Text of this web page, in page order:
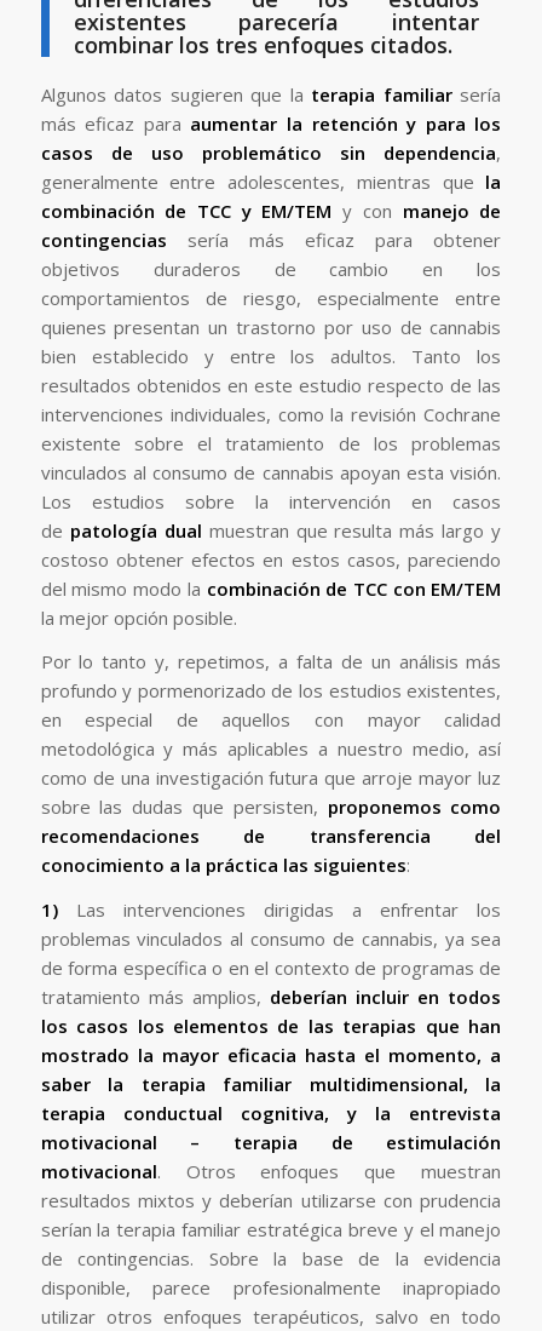
existentes parecería intentar
combinar los tres enfoques citados.
Algunos datos sugieren que la terapia familiarsería
más eficaz para aumentar la retención y para los
casos de uso problemático sin dependencia,
generalmente entre adolescentes, mientras que la
combinación de TCC y EM/TEM y con manejo de
contingencias sería más eficaz para obtener
objetivos duraderos de cambio en los
comportamientos de riesgo, especialmente entre
quienes presentan un trastorno por uso de cannabis
bien establecido y entre los adultos. Tanto los
resultados obtenidos en este estudio respecto de las
intervenciones individuales, como la revisión Cochrane
existente sobre el tratamiento de los problemas
vinculados al consumo de cannabis apoyan esta visión.
Los estudios sobre la intervención en casos
de patología dual muestran que resulta más largo y
costoso obtener efectos en estos casos, pareciendo
del mismo modo la combinación de TCC con EM/TEM
la mejor opción posible.
Por lo tanto y, repetimos, a falta de un análisis más
profundo y pormenorizado de los estudios existentes,
en especial de aquellos con mayor calidad
metodológica y más aplicables a nuestro medio, así
como de una investigación futura que arroje mayor luz
sobre las dudas que persisten, proponemos como
recomendaciones de transferencia del
conocimiento a la práctica las siguientes:
1)Las intervenciones dirigidas a enfrentar los
problemas vinculados al consumo de cannabis, ya sea
de forma específica o en el contexto de programas de
tratamiento más amplios, deberían incluir en todos
los casos los elementos de las terapias que han
mostrado la mayor eficacia hasta el momento, a
saber la terapia familiar multidimensional, la
terapia conductual cognitiva, y la entrevista
motivacional – terapia de estimulación
motivacional. Otros enfoques que muestran
resultados mixtos y deberían utilizarse con prudencia
serían la terapia familiar estratégica breve y el manejo
de contingencias. Sobre la base de la evidencia
disponible, parece profesionalmente inapropiado
utilizar otros enfoques terapéuticos, salvo en todo